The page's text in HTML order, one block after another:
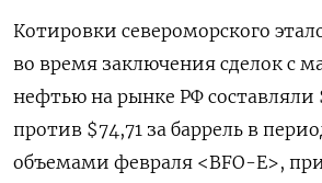
Котировки североморского
во время заключения сделок с
нефтью на рынке РФ составляли
против $74,71 за баррель в
объемами февраля <BFO-E>,